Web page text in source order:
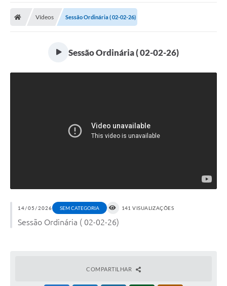
Vídeos Sessão Ordinária ( 02-02-26)
Sessão Ordinária ( 02-02-26)
14/05/2026 SEM CATEGORIA 141 VISUALIZAÇÕES
Sessão Ordinária ( 02-02-26)
COMPARTILHAR